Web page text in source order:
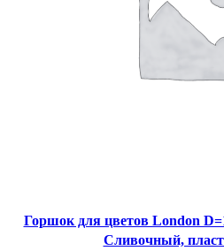
Горшок для цветов London
Сливочный,